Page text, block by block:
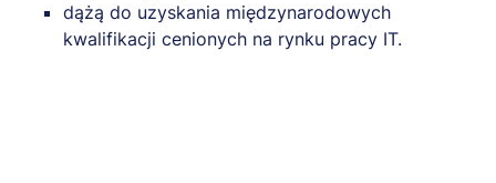
dążą do uzyskania międzynarodowych
kwalifikacji cenionych na rynku pracy IT.